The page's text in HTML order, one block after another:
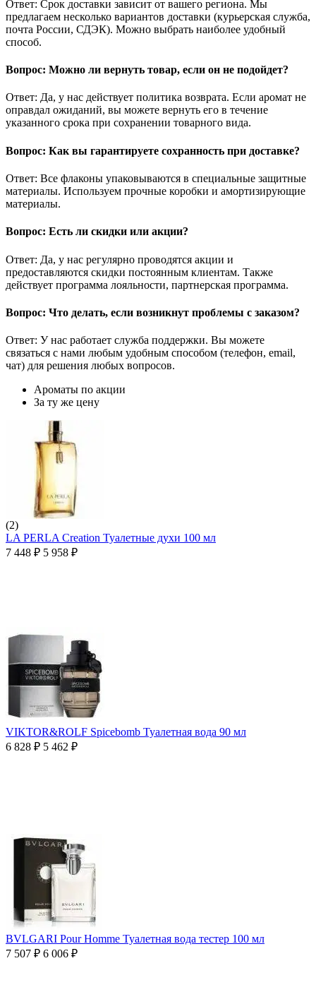
Ответ: Срок доставки зависит от вашего региона. Мы
предлагаем несколько вариантов доставки (курьерская служба,
почта России, СДЭК). Можно выбрать наиболее удобный
способ.
Вопрос: Можно ли вернуть товар, если он не подойдет?
Ответ: Да, у нас действует политика возврата. Если аромат не
оправдал ожиданий, вы можете вернуть его в течение
указанного срока при сохранении товарного вида.
Вопрос: Как вы гарантируете сохранность при доставке?
Ответ: Все флаконы упаковываются в специальные защитные
материалы. Используем прочные коробки и амортизирующие
материалы.
Вопрос: Есть ли скидки или акции?
Ответ: Да, у нас регулярно проводятся акции и
предоставляются скидки постоянным клиентам. Также
действует программа лояльности, партнерская программа.
Вопрос: Что делать, если возникнут проблемы с заказом?
Ответ: У нас работает служба поддержки. Вы можете
связаться с нами любым удобным способом (телефон, email,
чат) для решения любых вопросов.
Ароматы по акции
За ту же цену
(2)
LA PERLA Creation Туалетные духи 100 мл
7 448 ₽ 5 958 ₽
VIKTOR&ROLF Spicebomb Туалетная вода 90 мл
6 828 ₽ 5 462 ₽
BVLGARI Pour Homme Туалетная вода тестер 100 мл
7 507 ₽ 6 006 ₽